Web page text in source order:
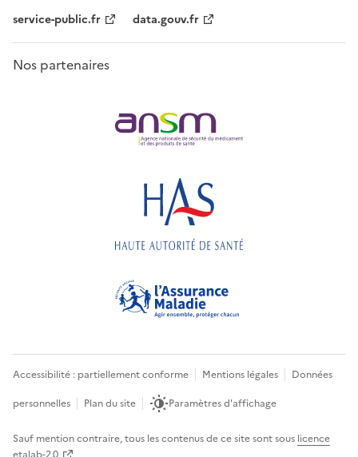
service-public.fr
data.gouv.fr
Nos partenaires
Accessibilité : partiellement conforme Mentions légales
Données
personnelles
Plan du site Paramètres d'affichage
Sauf mention contraire, tous les contenus de ce site sont sous licence